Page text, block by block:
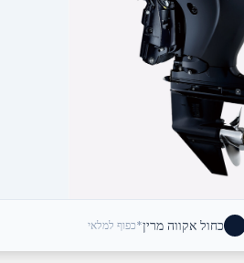
כחול אקווה מרין*כפוף למלאי